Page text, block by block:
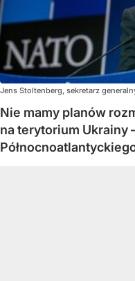
Jens Stoltenberg, sekretarz
Nie mamy planów
na terytorium Ukrainy